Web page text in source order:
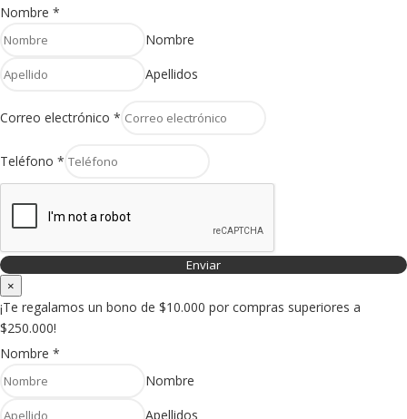
Nombre *
Nombre
Apellidos
Correo electrónico *
Teléfono *
Enviar
×
¡Te regalamos un bono de $10.000 por compras superiores a
$250.000!
Nombre *
Nombre
Apellidos